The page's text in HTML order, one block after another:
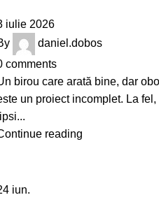
iulie 2026
daniel.dobos
comments
birou care arată bine, dar
un proiect incomplet. La
reading
iun.